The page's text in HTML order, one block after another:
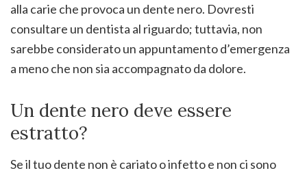
alla carie che provoca un dente nero. Dovresti
consultare un dentista al riguardo; tuttavia, non
sarebbe considerato un appuntamento d’emergenza
a meno che non sia accompagnato da dolore.
Un dente nero deve essere
estratto?
Se il tuo dente non è cariato o infetto e non ci sono